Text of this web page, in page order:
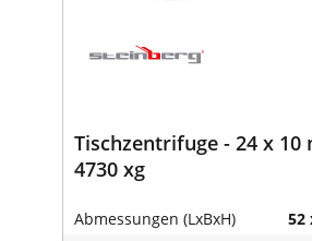
Tischzentrifuge - 24 x 10
4730 xg
Abmessungen (LxBxH) 52